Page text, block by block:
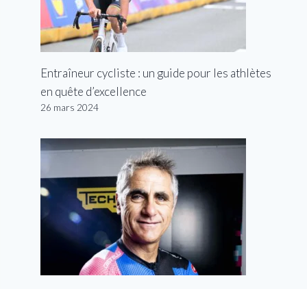
Entraîneur cycliste : un guide pour les athlètes
en quête d’excellence
26 mars 2024